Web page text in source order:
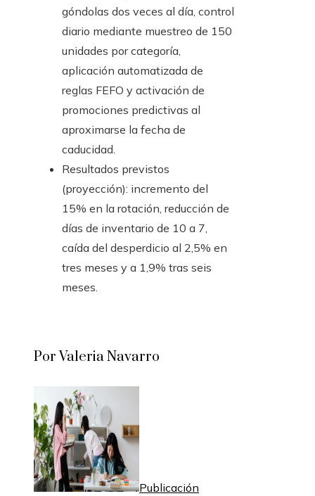
góndolas dos veces al día, control
diario mediante muestreo de 150
unidades por categoría,
aplicación automatizada de
reglas FEFO y activación de
promociones predictivas al
aproximarse la fecha de
caducidad.
Resultados previstos
(proyección): incremento del
15% en la rotación, reducción de
días de inventario de 10 a 7,
caída del desperdicio al 2,5% en
tres meses y a 1,9% tras seis
meses.
Por Valeria Navarro
Publicación